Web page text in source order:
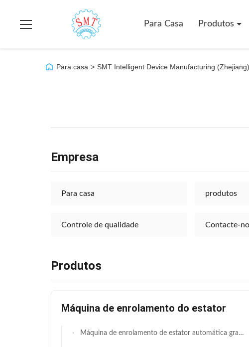
Para Casa Produtos
Para casa > SMT Intelligent Device Manufacturing
Empresa
Para casa produtos
Controle de qualidade Contacte-
Produtos
Máquina de enrolamento do estator
Máquina de enrolamento de estator automática grande e econômica, híbrido servopneumático, equipamento de enrolamento de bobina de altura de pilha de 50–220 mm para motor de irrigação agrícola e fabricação de lote de estator industrial médio